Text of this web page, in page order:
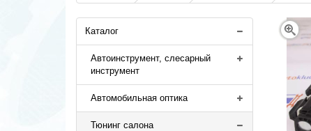
Каталог
Автоинструмент, слесарный
инструмент
Автомобильная оптика
Тюнинг салона